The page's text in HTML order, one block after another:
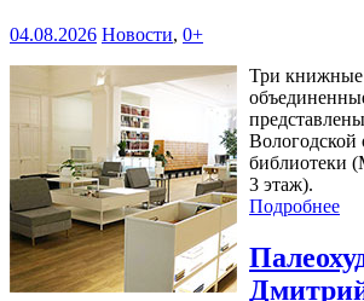
04.08.2026 Новости, 0+
Три книжные
Вологодской
библиотеки
3 этаж).
Подробнее